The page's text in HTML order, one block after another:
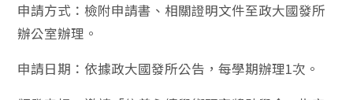
申請方式：檢附申請書、相關證明文件至政大國發所
辦公室辦理。
申請日期：依據政大國發所公告，每學期辦理1次。